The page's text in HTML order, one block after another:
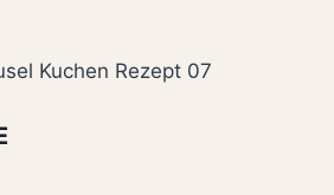
Kuchen Rezept 07